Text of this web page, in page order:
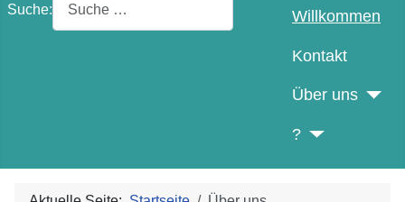
Suche: Willkommen
Kontakt
Über uns
?